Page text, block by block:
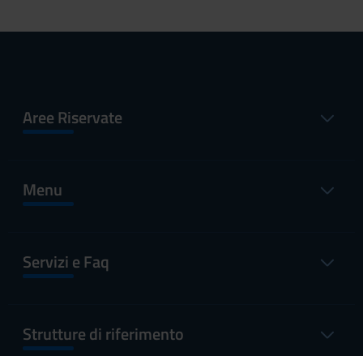
Aree Riservate
Menu
Servizi e Faq
Strutture di riferimento